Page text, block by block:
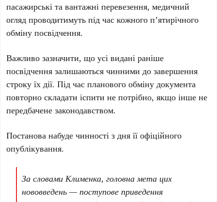
пасажирські та вантажні перевезення, медичний
огляд проводитимуть під час кожного п’ятирічного
обміну посвідчення.
Важливо зазначити, що усі видані раніше
посвідчення залишаються чинними до завершення
строку їх дії. Під час планового обміну документа
повторно складати іспити не потрібно, якщо інше не
передбачене законодавством.
Постанова набуде чинності з дня її офіційного
опублікування.
За словами Клименка, головна мета цих
нововведень — поступове приведення